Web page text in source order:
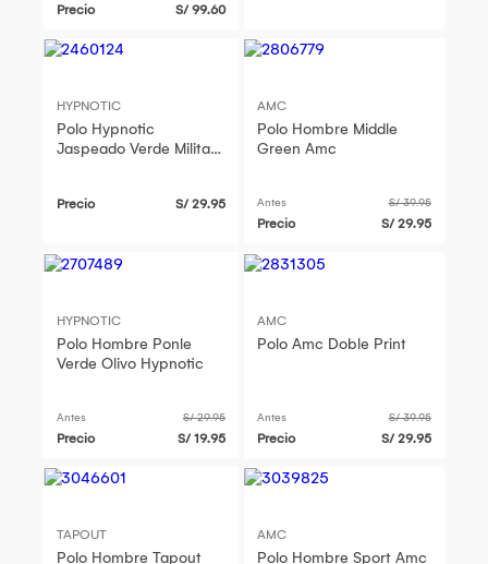
Precio S/ 99.60
HYPNOTIC
Polo Hypnotic
Jaspeado Verde Militar
Precio S/ 29.95
AMC
Polo Hombre Middle
Green Amc
Antes S/ 39.95
Precio S/ 29.95
HYPNOTIC
Polo Hombre Ponle
Verde Olivo Hypnotic
Antes S/ 29.95
Precio S/ 19.95
AMC
Polo Amc Doble Print
Antes S/ 39.95
Precio S/ 29.95
TAPOUT
Polo Hombre Tapout
AMC
Polo Hombre Sport Amc